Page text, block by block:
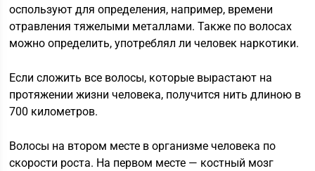
оспользуют для определения, например, времени
отравления тяжелыми металлами. Также по волосах
можно определить, употреблял ли человек наркотики.
Если сложить все волосы, которые вырастают на
протяжении жизни человека, получится нить длиною в
700 километров.
Волосы на втором месте в организме человека по
скорости роста. На первом месте — костный мозг